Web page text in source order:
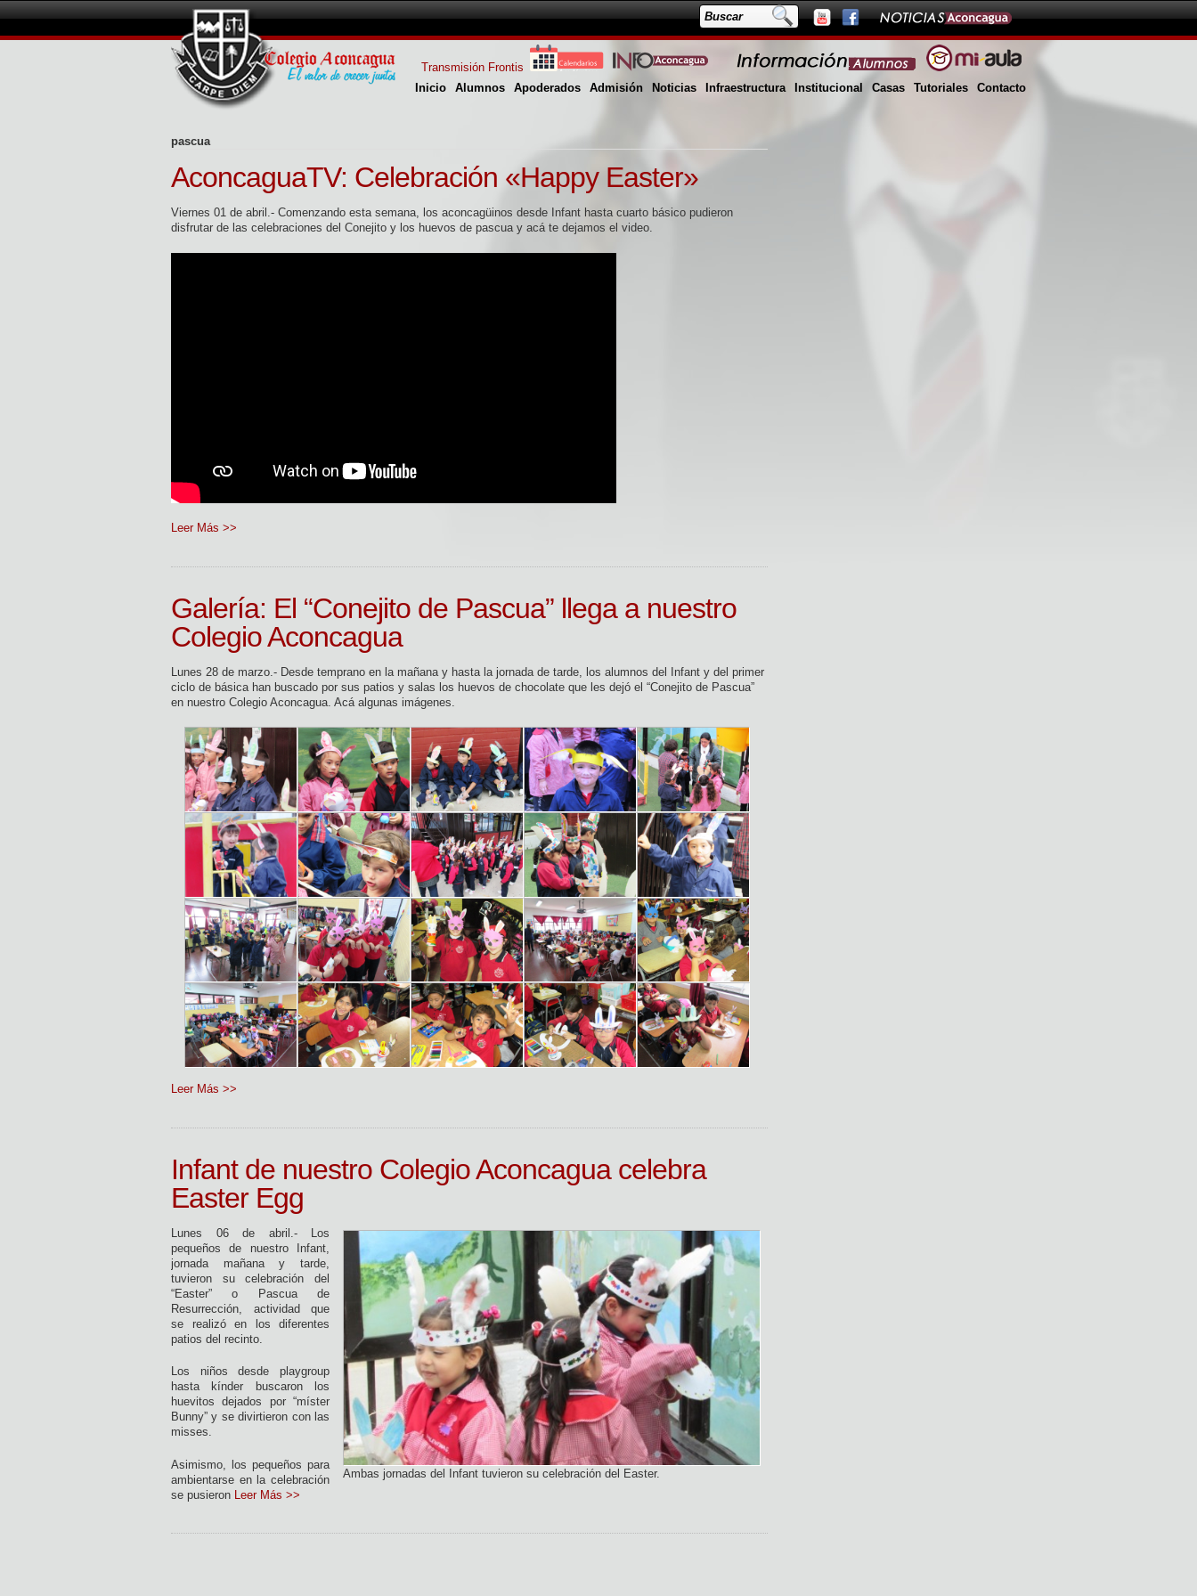
Inicio Alumnos Apoderados Admisión Noticias Infraestructura Institucional Casas Tutoriales Contacto
Transmisión Frontis
pascua
AconcaguaTV: Celebración «Happy Easter»
Viernes 01 de abril.- Comenzando esta semana, los aconcagüinos desde Infant hasta cuarto básico pudieron
disfrutar de las celebraciones del Conejito y los huevos de pascua y acá te dejamos el video.
Leer Más >>
Galería: El “Conejito de Pascua” llega a nuestro
Colegio Aconcagua
Lunes 28 de marzo.- Desde temprano en la mañana y hasta la jornada de tarde, los alumnos del Infant y del primer
ciclo de básica han buscado por sus patios y salas los huevos de chocolate que les dejó el “Conejito de Pascua”
en nuestro Colegio Aconcagua. Acá algunas imágenes.
Leer Más >>
Infant de nuestro Colegio Aconcagua celebra
Easter Egg
Ambas jornadas del Infant tuvieron su celebración del Easter.
Lunes 06 de abril.- Los
pequeños de nuestro Infant,
jornada mañana y tarde,
tuvieron su celebración del
“Easter” o Pascua de
Resurrección, actividad que
se realizó en los diferentes
patios del recinto.
Los niños desde playgroup
hasta kínder buscaron los
huevitos dejados por “míster
Bunny” y se divirtieron con las
misses.
Asimismo, los pequeños para
ambientarse en la celebración
se pusieron Leer Más >>